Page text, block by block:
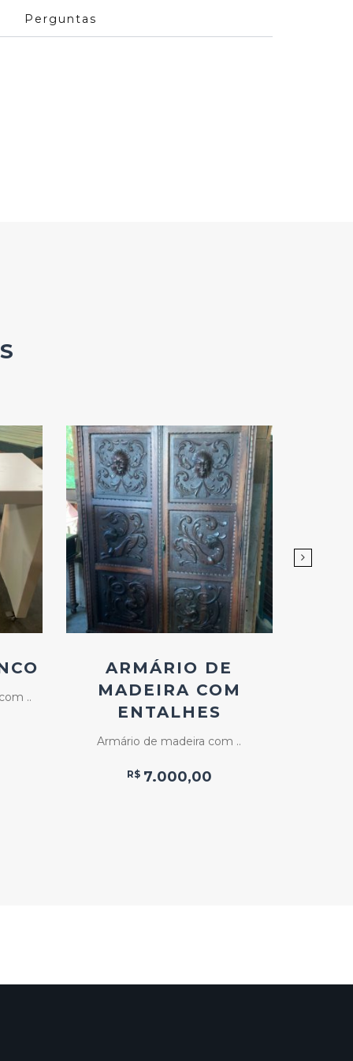
Perguntas
..
Add
ao
Favoritos
ARMÁRIO DE
MADEIRA COM
ENTALHES
Armário de madeira com ..
R$ 7.000,00